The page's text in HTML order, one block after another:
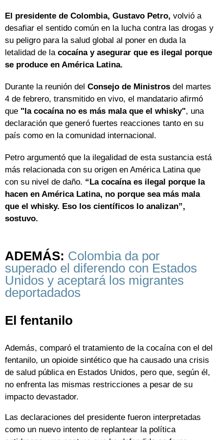
El presidente de Colombia, Gustavo Petro, volvió a
desafiar el sentido común en la lucha contra las drogas y
su peligro para la salud global al poner en duda la
letalidad de la cocaína y asegurar que es ilegal porque
se produce en América Latina.
Durante la reunión del Consejo de Ministros del martes
4 de febrero, transmitido en vivo, el mandatario afirmó
que "la cocaína no es más mala que el whisky", una
declaración que generó fuertes reacciones tanto en su
país como en la comunidad internacional.
Petro argumentó que la ilegalidad de esta sustancia está
más relacionada con su origen en América Latina que
con su nivel de daño. “La cocaína es ilegal porque la
hacen en América Latina, no porque sea más mala
que el whisky. Eso los científicos lo analizan”,
sostuvo.
ADEMÁS: Colombia da por
superado el diferendo con Estados
Unidos y aceptará los migrantes
deportadados
El fentanilo
Además, comparó el tratamiento de la cocaína con el del
fentanilo, un opioide sintético que ha causado una crisis
de salud pública en Estados Unidos, pero que, según él,
no enfrenta las mismas restricciones a pesar de su
impacto devastador.
Las declaraciones del presidente fueron interpretadas
como un nuevo intento de replantear la política